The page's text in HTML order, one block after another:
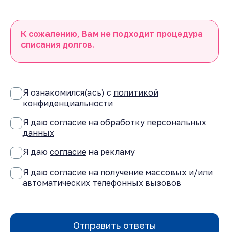
К сожалению, Вам не подходит процедура
списания долгов.
Я ознакомился(ась) с политикой
конфиденциальности
Я даю согласие на обработку персональных
данных
Я даю согласие на рекламу
Я даю согласие на получение массовых и/или
автоматических телефонных вызовов
Отправить ответы